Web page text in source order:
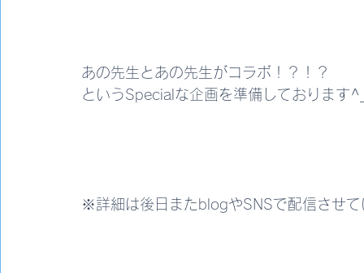
あの先生とあの先生がコラボ！？！？
というSpecialな企画を準備しております
※詳細は後日またblogやSNSで配信させて